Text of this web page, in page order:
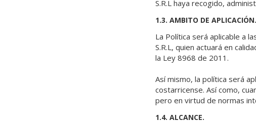
S.R.L haya recogido,
1.3. AMBITO DE APLICACIÓN.
La Política será aplicable a
S.R.L, quien actuará en
la Ley 8968 de 2011.
Así mismo, la política será
costarricense. Así como,
pero en virtud de normas
1.4. ALCANCE.